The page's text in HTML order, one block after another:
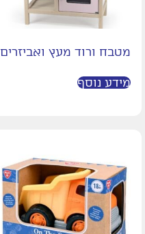
מטבח ורוד מעץ ואביזרים
מידע נוסף